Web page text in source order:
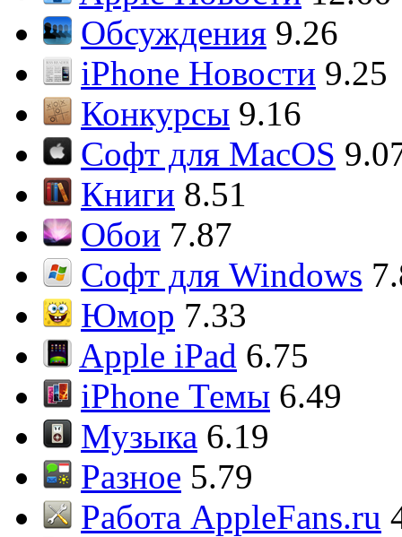
Обсуждения 9.26
iPhone Новости 9.25
Конкурсы 9.16
Софт для MacOS
Книги 8.51
Обои 7.87
Софт для Windows
Юмор 7.33
Apple iPad 6.75
iPhone Темы 6.49
Музыка 6.19
Разное 5.79
Работа AppleFans.ru